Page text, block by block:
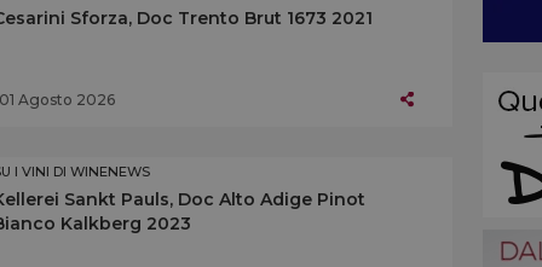
Sforza, Doc Trento Brut 1673 2021
01 Agosto 2026
I VINI DI WINENEWS
Sankt Pauls, Doc Alto Adige Pinot
Kalkberg 2023